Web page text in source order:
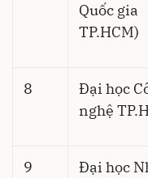
Quốc gia
TP.HCM)
8
Đại học
nghệ
9
Đại học